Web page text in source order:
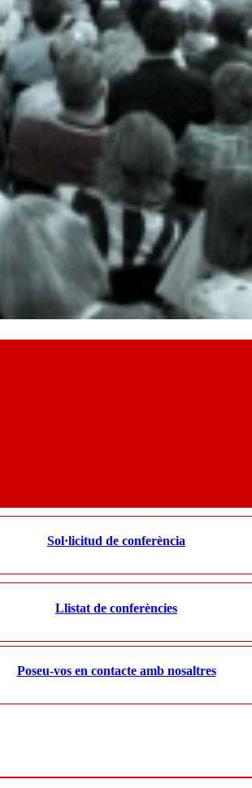
Sol·licitud de conferència
Llistat de conferències
Poseu-vos en contacte amb nosaltres